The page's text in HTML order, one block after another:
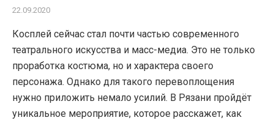
22.09.2020
Косплей сейчас стал почти частью современного
театрального искусства и масс-медиа. Это не только
проработка костюма, но и характера своего
персонажа. Однако для такого перевоплощения
нужно приложить немало усилий. В Рязани пройдёт
уникальное мероприятие, которое расскажет, как